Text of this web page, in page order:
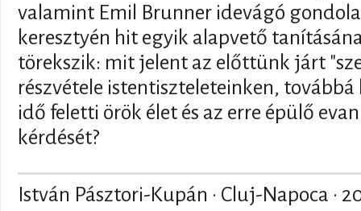
valamint Emil Brunner idevágó
keresztyén hit egyik alapvető
törekszik: mit jelent az előttünk járt
részvétele istentiszteleteinken,
idő feletti örök élet és az erre épülő
kérdését?
István Pásztori-Kupán · Cluj-Napoca ·